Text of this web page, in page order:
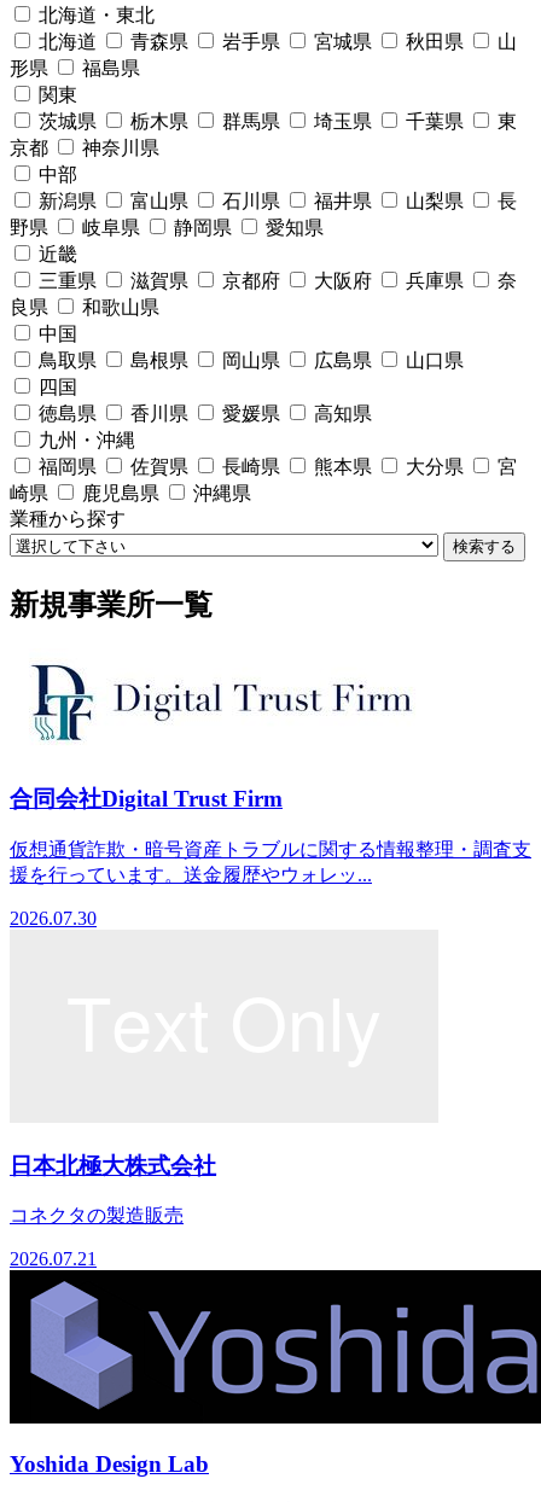
北海道・東北
北海道
青森県 岩手県 宮城県 秋田県
山
形県
福島県
関東
茨城県
栃木県 群馬県 埼玉県 千葉県
東
京都
神奈川県
中部
新潟県
富山県 石川県 福井県 山梨県
長
野県
岐阜県 静岡県
愛知県
近畿
三重県
滋賀県 京都府 大阪府 兵庫県
奈
良県
和歌山県
中国
鳥取県
島根県 岡山県 広島県
山口県
四国
徳島県
香川県 愛媛県
高知県
九州・沖縄
福岡県
佐賀県 長崎県 熊本県 大分県
宮
崎県
鹿児島県
沖縄県
業種から探す
検索する
新規事業所一覧
合同会社Digital Trust Firm
仮想通貨詐欺・暗号資産トラブルに関する情報整理・調査支
援を行っています。送金履歴やウォレッ...
2026.07.30
日本北極大株式会社
コネクタの製造販売
2026.07.21
Yoshida Design Lab